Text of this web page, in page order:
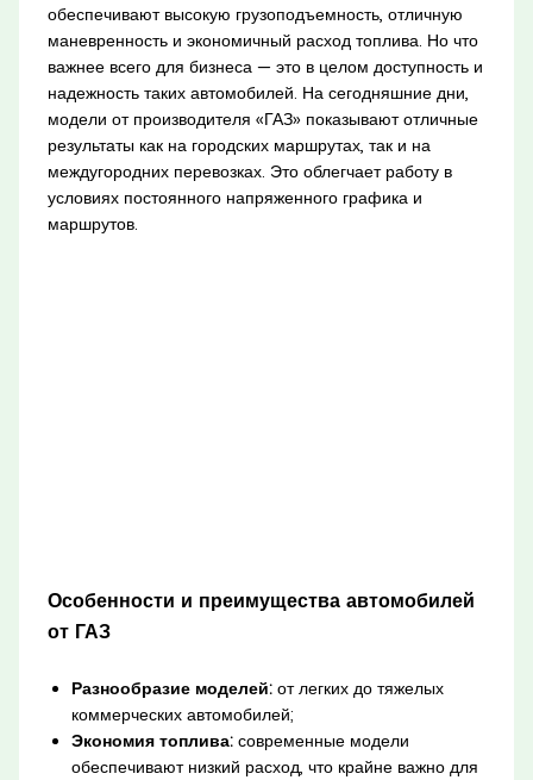
обеспечивают высокую грузоподъемность, отличную
маневренность и экономичный расход топлива. Но что
важнее всего для бизнеса — это в целом доступность и
надежность таких автомобилей. На сегодняшние дни,
модели от производителя «ГАЗ» показывают отличные
результаты как на городских маршрутах, так и на
междугородних перевозках. Это облегчает работу в
условиях постоянного напряженного графика и
маршрутов.
Особенности и преимущества автомобилей
от ГАЗ
Разнообразие моделей:от легких до тяжелых
коммерческих автомобилей;
Экономия топлива:современные модели
обеспечивают низкий расход, что крайне важно для